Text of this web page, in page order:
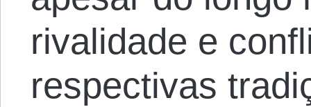
rivalidade e
respectivas